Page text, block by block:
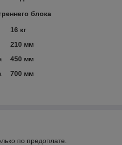
блока
16 кг
210 мм
450 мм
700 мм
по предоплате.